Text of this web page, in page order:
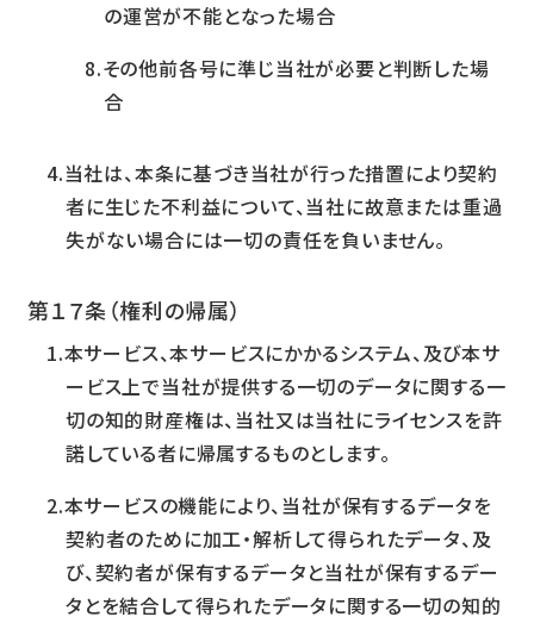
の運営が不能となった場合
その他前各号に準じ当社が必要と判断した場
合
当社は、本条に基づき当社が行った措置により契約
者に生じた不利益について、当社に故意または重過
失がない場合には一切の責任を負いません。
第１７条（権利の帰属）
本サービス、本サービスにかかるシステム、及び本サ
ービス上で当社が提供する一切のデータに関する一
切の知的財産権は、当社又は当社にライセンスを許
諾している者に帰属するものとします。
本サービスの機能により、当社が保有するデータを
契約者のために加工・解析して得られたデータ、及
び、契約者が保有するデータと当社が保有するデー
タとを結合して得られたデータに関する一切の知的